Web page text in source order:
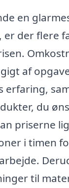
en
er der flere
af
erfaring,
du
priserne
i timen
til